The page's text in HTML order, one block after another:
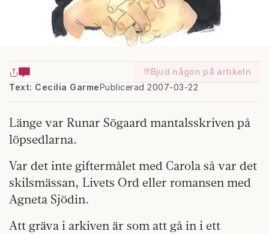
Bjud någon på artikeln
Text: Cecilia GarmePublicerad 2007-03-22
Länge var Runar Sögaard mantalsskriven på
löpsedlarna.
Var det inte giftermålet med Carola så var det
skilsmässan, Livets Ord eller romansen med
Agneta Sjödin.
Att gräva i arkiven är som att gå in i ett